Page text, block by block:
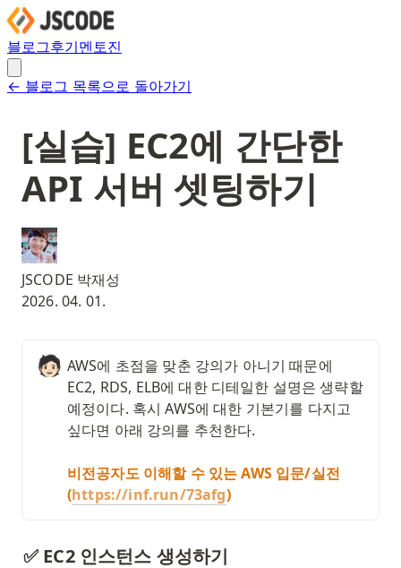
블로그후기멘토진
← 블로그 목록으로 돌아가기
[실습] EC2에 간단한
API 서버 셋팅하기
JSCODE 박재성
2026. 04. 01.
🧑🏻 AWS에 초점을 맞춘 강의가 아니기 때문에
EC2, RDS, ELB에 대한 디테일한 설명은 생략할
예정이다. 혹시 AWS에 대한 기본기를 다지고
싶다면 아래 강의를 추천한다.
비전공자도 이해할 수 있는 AWS 입문/실전
(https://inf.run/73afg)
✅ EC2 인스턴스 생성하기